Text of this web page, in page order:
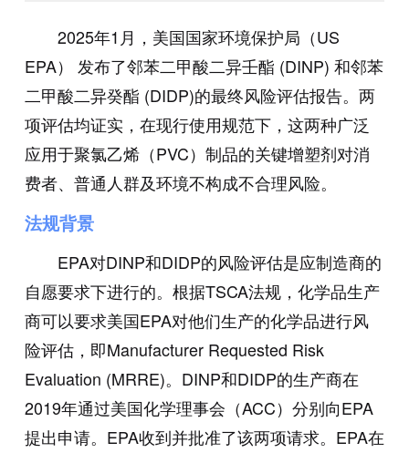
2025年1月，美国国家环境保护局（US
EPA） 发布了邻苯二甲酸二异壬酯 (DINP) 和邻苯
二甲酸二异癸酯 (DIDP)的最终风险评估报告。两
项评估均证实，在现行使用规范下，这两种广泛
应用于聚氯乙烯（PVC）制品的关键增塑剂对消
费者、普通人群及环境不构成不合理风险。
法规背景
EPA对DINP和DIDP的风险评估是应制造商的
自愿要求下进行的。根据TSCA法规，化学品生产
商可以要求美国EPA对他们生产的化学品进行风
险评估，即Manufacturer Requested Risk
Evaluation (MRRE)。DINP和DIDP的生产商在
2019年通过美国化学理事会（ACC）分别向EPA
提出申请。EPA收到并批准了该两项请求。EPA在